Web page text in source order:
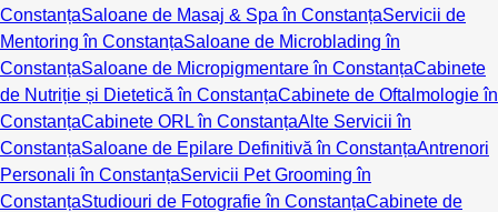
ConstanțaSaloane de Masaj & Spa în ConstanțaServicii de
Mentoring în ConstanțaSaloane de Microblading în
ConstanțaSaloane de Micropigmentare în ConstanțaCabinete
de Nutriție și Dietetică în ConstanțaCabinete de Oftalmologie în
ConstanțaCabinete ORL în ConstanțaAlte Servicii în
ConstanțaSaloane de Epilare Definitivă în ConstanțaAntrenori
Personali în ConstanțaServicii Pet Grooming în
ConstanțaStudiouri de Fotografie în ConstanțaCabinete de